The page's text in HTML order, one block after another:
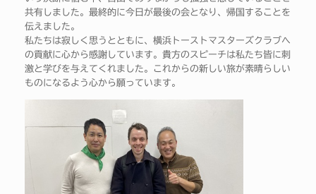
共有しました。最終的に今日が最後の会となり、帰国することを
伝えました。
私たちは寂しく思うとともに、横浜トーストマスターズクラブへ
の貢献に心から感謝しています。貴方のスピーチは私たち皆に刺
激と学びを与えてくれました。これからの新しい旅が素晴らしい
ものになるよう心から願っています。